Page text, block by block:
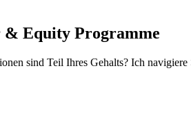
Equity Programme
sind Teil Ihres Gehalts? Ich